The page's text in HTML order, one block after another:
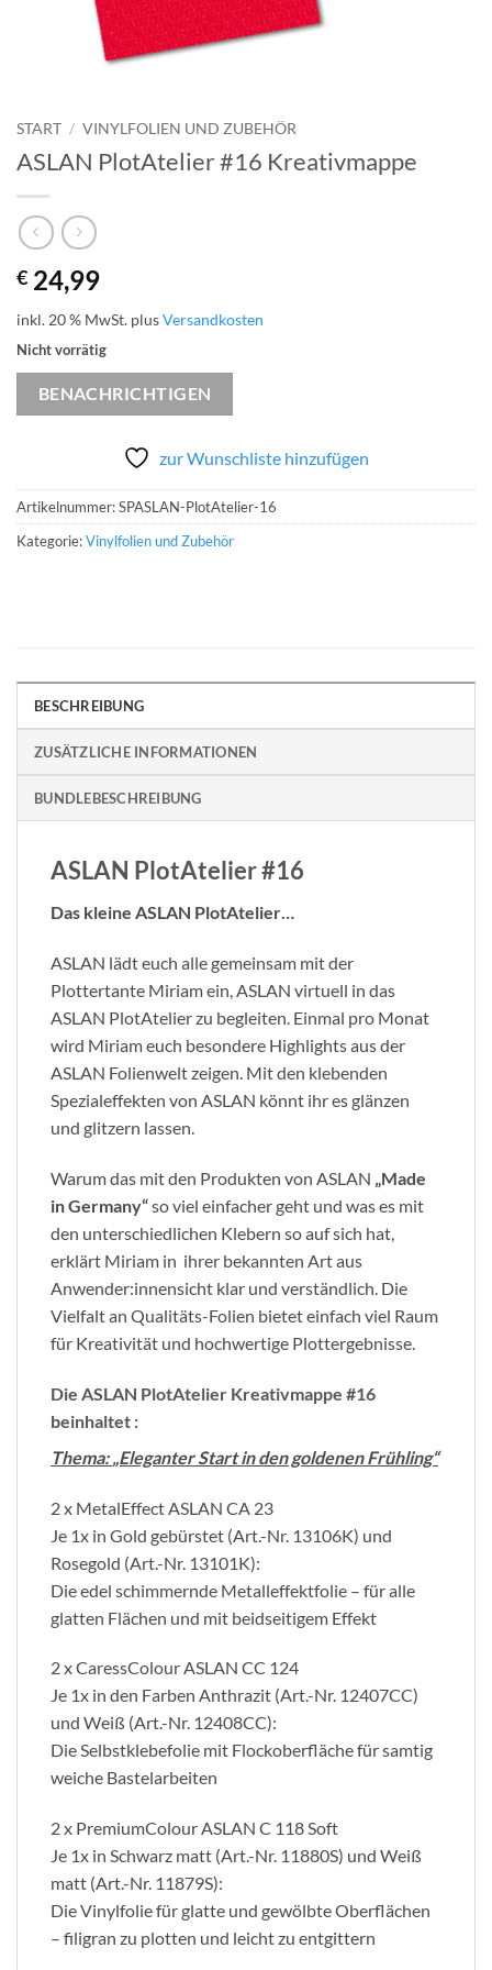
START / VINYLFOLIEN UND ZUBEHÖR
ASLAN PlotAtelier #16 Kreativmappe
€ 24,99
inkl. 20 % MwSt. plusVersandkosten
Nicht vorrätig
BENACHRICHTIGEN
zur Wunschliste hinzufügen
Artikelnummer:SPASLAN-PlotAtelier-16
Kategorie:Vinylfolien und Zubehör
BESCHREIBUNG
ZUSÄTZLICHE INFORMATIONEN
BUNDLEBESCHREIBUNG
ASLAN PlotAtelier #16
Das kleine ASLAN PlotAtelier…
ASLAN lädt euch alle gemeinsam mit der
Plottertante Miriam ein, ASLAN virtuell in das
ASLAN PlotAtelier zu begleiten. Einmal pro Monat
wird Miriam euch besondere Highlights aus der
ASLAN Folienwelt zeigen. Mit den klebenden
Spezialeffekten von ASLAN könnt ihr es glänzen
und glitzern lassen.
Warum das mit den Produkten von ASLAN „Made
in Germany“so viel einfacher geht und was es mit
den unterschiedlichen Klebern so auf sich hat,
erklärt Miriam in ihrer bekannten Art aus
Anwender:innensicht klar und verständlich. Die
Vielfalt an Qualitäts-Folien bietet einfach viel Raum
für Kreativität und hochwertige Plottergebnisse.
Die ASLAN PlotAtelier Kreativmappe #16
beinhaltet :
Thema:„Eleganter Start in den goldenen Frühling“
2 x MetalEffect ASLAN CA 23
Je 1x in Gold gebürstet (Art.-Nr. 13106K) und
Rosegold (Art.-Nr. 13101K):
Die edel schimmernde Metalleffektfolie – für alle
glatten Flächen und mit beidseitigem Effekt
2 x CaressColour ASLAN CC 124
Je 1x in den Farben Anthrazit (Art.-Nr. 12407CC)
und Weiß (Art.-Nr. 12408CC):
Die Selbstklebefolie mit Flockoberfläche für samtig
weiche Bastelarbeiten
2 x PremiumColour ASLAN C 118 Soft
Je 1x in Schwarz matt (Art.-Nr. 11880S) und Weiß
matt (Art.-Nr. 11879S):
Die Vinylfolie für glatte und gewölbte Oberflächen
– filigran zu plotten und leicht zu entgittern